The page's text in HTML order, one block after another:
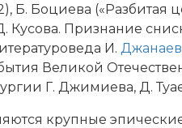
Бо­цие­ва («Раз­би­тая
Ку­со­ва. При­зна­ние
И.
Великой
Г. Джи­мие­ва, Д.
круп­ные